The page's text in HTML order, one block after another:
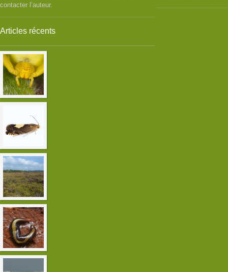
contacter l’auteur.
Articles récents